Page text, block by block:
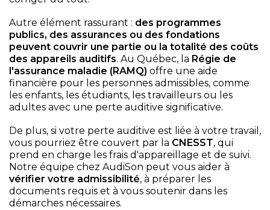
Autre élément rassurant : des programmes
publics, des assurances ou des fondations
peuvent couvrir une partie ou la totalité des coûts
des appareils auditifs. Au Québec, la Régie de
l'assurance maladie (RAMQ) offre une aide
financière pour les personnes admissibles, comme
les enfants, les étudiants, les travailleurs ou les
adultes avec une perte auditive significative.
De plus, si votre perte auditive est liée à votre travail,
vous pourriez être couvert par la CNESST, qui
prend en charge les frais d'appareillage et de suivi.
Notre équipe chez AudiSon peut vous aider à
vérifier votre admissibilité, à préparer les
documents requis et à vous soutenir dans les
démarches nécessaires.